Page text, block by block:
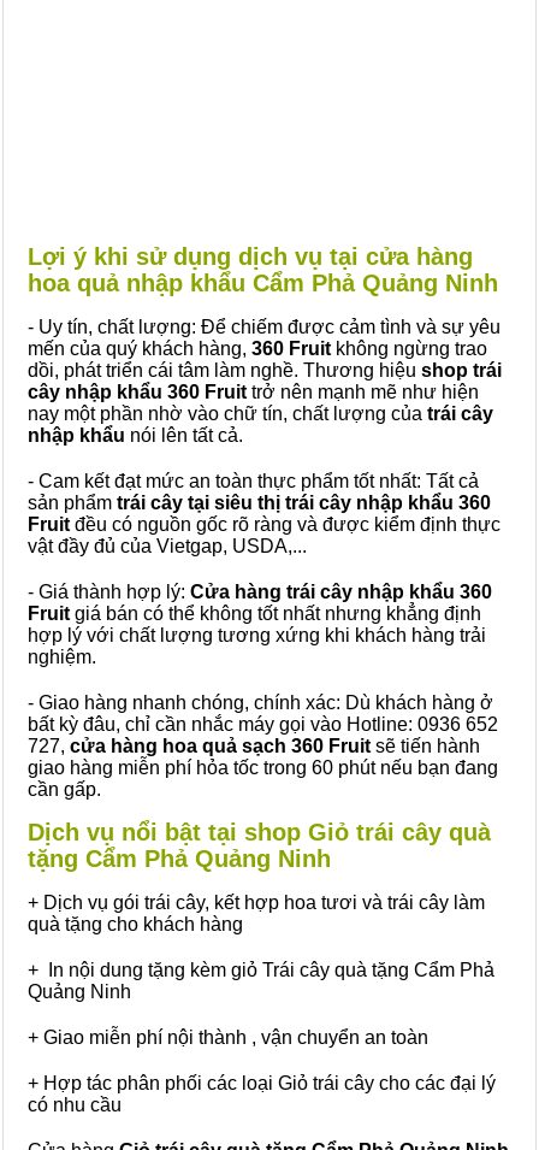
Lợi ý khi sử dụng dịch vụ tại cửa hàng
hoa quả nhập khẩu Cẩm Phả Quảng Ninh
- Uy tín, chất lượng: Để chiếm được cảm tình và sự yêu
mến của quý khách hàng, 360 Fruit không ngừng trao
dồi, phát triển cái tâm làm nghề. Thương hiệu shop trái
cây nhập khẩu 360 Fruit trở nên mạnh mẽ như hiện
nay một phần nhờ vào chữ tín, chất lượng của trái cây
nhập khẩu nói lên tất cả.
- Cam kết đạt mức an toàn thực phẩm tốt nhất: Tất cả
sản phẩm trái cây tại siêu thị trái cây nhập khẩu 360
Fruit đều có nguồn gốc rõ ràng và được kiểm định thực
vật đầy đủ của Vietgap, USDA,...
- Giá thành hợp lý: Cửa hàng trái cây nhập khẩu 360
Fruit giá bán có thể không tốt nhất nhưng khẳng định
hợp lý với chất lượng tương xứng khi khách hàng trải
nghiệm.
- Giao hàng nhanh chóng, chính xác: Dù khách hàng ở
bất kỳ đâu, chỉ cần nhắc máy gọi vào Hotline: 0936 652
727, cửa hàng hoa quả sạch 360 Fruit sẽ tiến hành
giao hàng miễn phí hỏa tốc trong 60 phút nếu bạn đang
cần gấp.
Dịch vụ nổi bật tại shop Giỏ trái cây quà
tặng Cẩm Phả Quảng Ninh
+ Dịch vụ gói trái cây, kết hợp hoa tươi và trái cây làm
quà tặng cho khách hàng
+ In nội dung tặng kèm giỏ Trái cây quà tặng Cẩm Phả
Quảng Ninh
+ Giao miễn phí nội thành , vận chuyển an toàn
+ Hợp tác phân phối các loại Giỏ trái cây cho các đại lý
có nhu cầu